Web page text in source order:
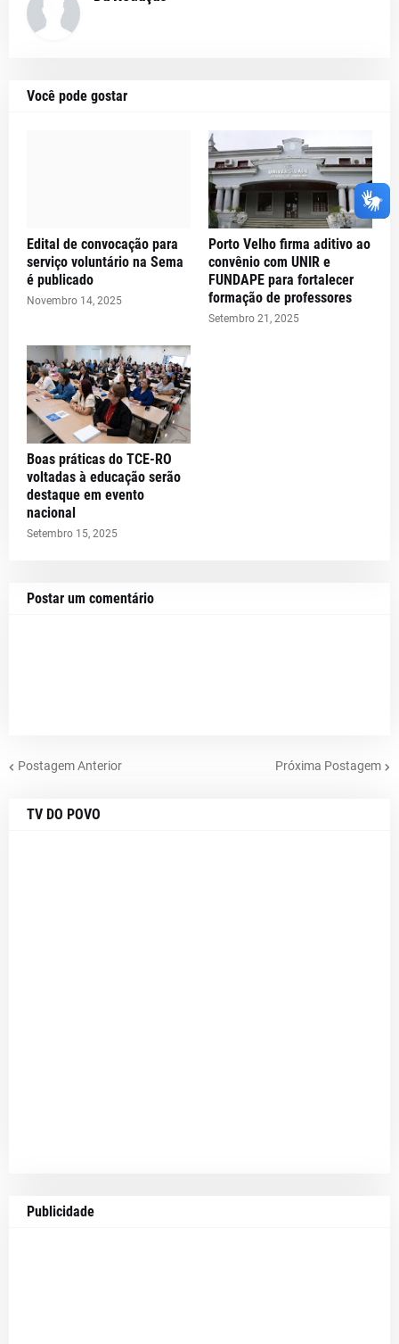
Você pode gostar
Edital de convocação para
serviço voluntário na Sema
é publicado
Novembro 14, 2025
Porto Velho firma aditivo ao
convênio com UNIR e
FUNDAPE para fortalecer
formação de professores
Setembro 21, 2025
Boas práticas do TCE-RO
voltadas à educação serão
destaque em evento
nacional
Setembro 15, 2025
Postar um comentário
Postagem Anterior Próxima Postagem
TV DO POVO
Publicidade